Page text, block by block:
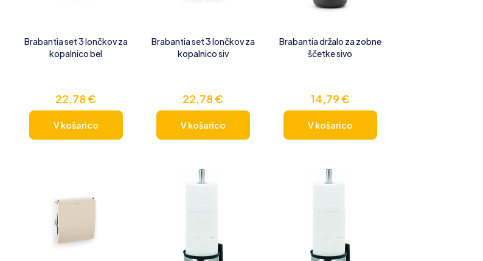
Brabantia set 3 lončkov za
kopalnico bel
22,78€
V košarico
Brabantia set 3 lončkov za
kopalnico siv
22,78€
V košarico
Brabantia držalo za zobne
ščetke sivo
14,79€
V košarico